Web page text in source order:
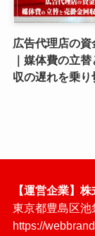
広告代理店の資
｜媒体費の立
収の遅れを乗り
【運営企業】
東京都豊島区
https://